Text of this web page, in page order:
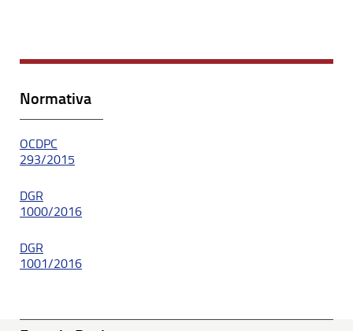
Normativa
OCDPC
293/2015
DGR
1000/2016
DGR
1001/2016